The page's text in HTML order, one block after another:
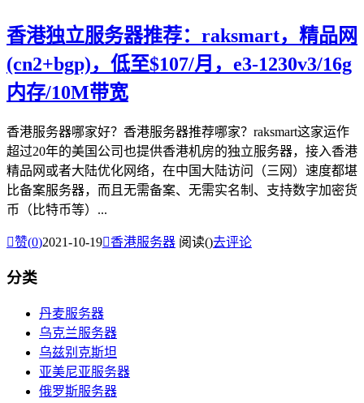
香港独立服务器推荐：raksmart，精品网
(cn2+bgp)，低至$107/月，e3-1230v3/16g
内存/10M带宽
香港服务器哪家好？香港服务器推荐哪家？raksmart这家运作
超过20年的美国公司也提供香港机房的独立服务器，接入香港
精品网或者大陆优化网络，在中国大陆访问（三网）速度都堪
比备案服务器，而且无需备案、无需实名制、支持数字加密货
币（比特币等）...
赞(0)2021-10-19香港服务器 阅读()去评论
分类
丹麦服务器
乌克兰服务器
乌兹别克斯坦
亚美尼亚服务器
俄罗斯服务器